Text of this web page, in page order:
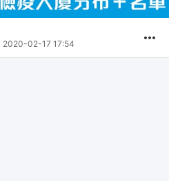
2020-02-17 17:54